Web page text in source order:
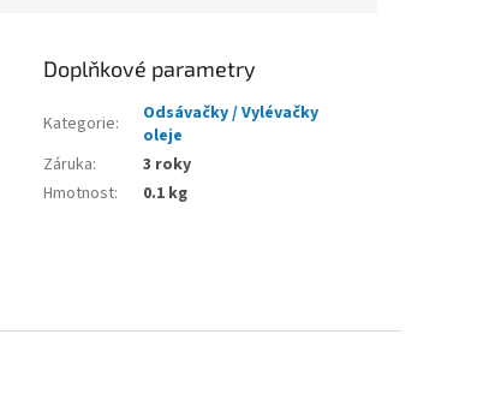
Doplňkové parametry
Kategorie:
Odsávačky / Vylévačky
oleje
Záruka:
3 roky
Hmotnost: 0.1 kg